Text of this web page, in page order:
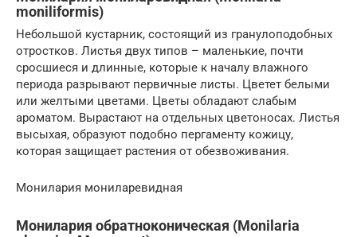
moniliformis)
Небольшой кустарник, состоящий из гранулоподобных
отростков. Листья двух типов – маленькие, почти
сросшиеся и длинные, которые к началу влажного
периода разрывают первичные листы. Цветет белыми
или желтыми цветами. Цветы обладают слабым
ароматом. Вырастают на отдельных цветоносах. Листья
высыхая, образуют подобно пергаменту кожицу,
которая защищает растения от обезвоживания.
Монилария мониларевидная
Монилария обратноконическая (Monilaria